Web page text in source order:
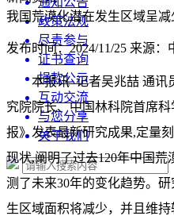
政策法规
尽责参与
证书查询
捐款公示
互动交流
与您分享
关于我们
我国荒漠化潜在发生区域呈减
发布时间：2024/11/25 来源：
本报讯 记者吴兆喆 通讯
究院院长、中国林科院首席
报》发表最新研究成果,定量
现状,阐明了过去120年中国
测了未来30年的变化趋势。
生区域面积将减少，并且维